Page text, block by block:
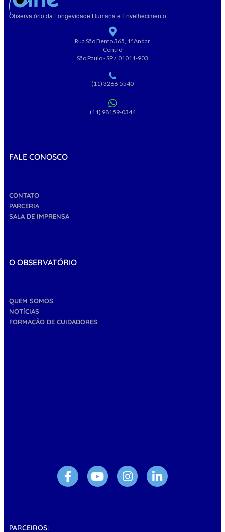
Observatório da Longevidade Humana e Envelhecimento
Rua São Bento 365, 1º Andar
Centro
São Paulo - SP / 01011-903
(11) 3266-5540
(11) 98159-0344
FALE CONOSCO
CONTATO
PARCERIA
SALA DE IMPRENSA
O OBSERVATÓRIO
QUEM SOMOS
NOTÍCIAS
FORMAÇÃO DE CUIDADORES
PARCEIROS: